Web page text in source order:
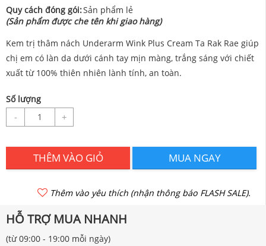
Quy cách đóng gói:Sản phẩm lẻ
(Sản phẩm được che tên khi giao hàng)
Kem trị thâm nách Underarm Wink Plus Cream Ta Rak Rae giúp
chị em có làn da dưới cánh tay mịn màng, trắng sáng với chiết
xuất từ 100% thiên nhiên lành tính, an toàn.
Số lượng
- +
THÊM VÀO GIỎ MUA NGAY
Thêm vào yêu thích (nhận thông báo FLASH SALE).
HỖ TRỢ MUA NHANH
(từ 09:00 - 19:00 mỗi ngày)